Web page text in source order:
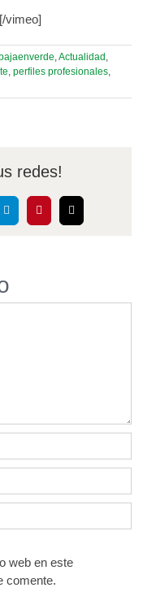
vimeo]
,Actualidad ,
, perfiles profesionales,
redes!
TelegramPinterestCorreo
electrónico
web en este
comente.